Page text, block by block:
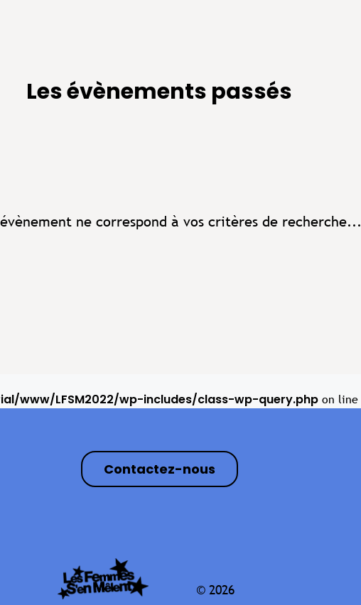
Les évènements passés
ne correspond à vos critères de recherche...
www/LFSM2022/wp-includes/class-wp-query.php on line
Contactez-nous
© 2026